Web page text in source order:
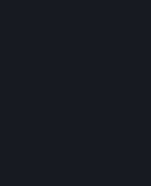
zákazník na tuto skutečnost
Společnost Valve nemůže vracet
mimo službu Steam (například
Pokud je uživatel ve hře zabanován
přichází o právo na vrácení peněz za
Za videa (tedy filmy, krátké filmy,
zakoupená ve službě Steam nelze
případ, kdy bylo video součástí